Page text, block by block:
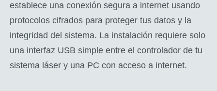
establece una conexión segura a internet usando
protocolos cifrados para proteger tus datos y la
integridad del sistema. La instalación requiere solo
una interfaz USB simple entre el controlador de tu
sistema láser y una PC con acceso a internet.